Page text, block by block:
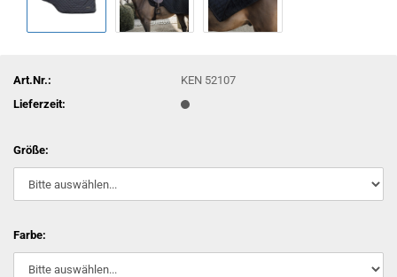
Art.Nr.:
KEN 52107
Lieferzeit:
Größe:
Farbe: